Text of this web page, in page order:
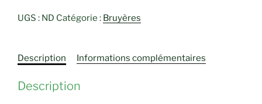
UGS : ND Catégorie : Bruyères
Description Informations complémentaires
Description